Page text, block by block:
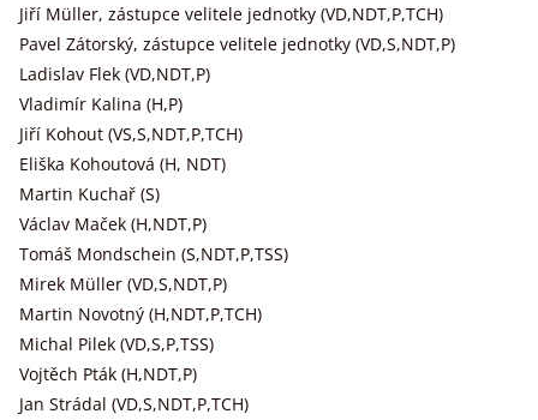
Jiří Müller, zástupce velitele jednotky (VD,NDT,P,TCH)
Pavel Zátorský, zástupce velitele jednotky (VD,S,NDT,P)
Ladislav Flek (VD,NDT,P)
Vladimír Kalina (H,P)
Jiří Kohout (VS,S,NDT,P,TCH)
Eliška Kohoutová (H, NDT)
Martin Kuchař (S)
Václav Maček (H,NDT,P)
Tomáš Mondschein (S,NDT,P,TSS)
Mirek Müller (VD,S,NDT,P)
Martin Novotný (H,NDT,P,TCH)
Michal Pilek (VD,S,P,TSS)
Vojtěch Pták (H,NDT,P)
Jan Strádal (VD,S,NDT,P,TCH)